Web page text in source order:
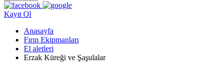
Kayıt Ol
Anasayfa
Fırın Ekipmanları
El aletleri
Erzak Küreği ve Şaşulalar